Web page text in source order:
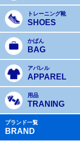
トレーニング靴
SHOES
かばん
BAG
アパレル
APPAREL
用品
TRANING
ブランド一覧
BRAND